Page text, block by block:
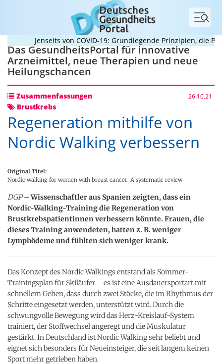
Menü
Jenseits von COVID-19: Grundlegende Prinzipien, die
Das GesundheitsPortal für innovative
Arzneimittel, neue Therapien und neue
Heilungschancen
Zusammenfassungen 26.10.21
Brustkrebs
Regeneration mithilfe von
Nordic Walking verbessern
Original Titel:
Nordic walking for women with breast cancer: A systematic review
DGP–Wissenschaftler aus Spanien zeigten, dass ein
Nordic-Walking-Training die Regeneration von
Brustkrebspatientinnen verbessern könnte. Frauen, die
dieses Training anwendeten, hatten z. B. weniger
Lymphödeme und fühlten sich weniger krank.
Das Konzept des Nordic Walkings entstand als Sommer-
Trainingsplan für Skiläufer – es ist eine Ausdauersportart mit
schnellem Gehen, dass durch zwei Stöcke, die im Rhythmus der
Schritte eingesetzt werden, unterstützt wird. Durch die
schwungvolle Bewegung wird das Herz-Kreislauf-System
trainiert, der Stoffwechsel angeregt und die Muskulatur
gestärkt. In Deutschland ist Nordic Walking sehr beliebt und
eignet sich besonders für Neueinsteiger, die seit langem keinen
Sport mehr getrieben haben.